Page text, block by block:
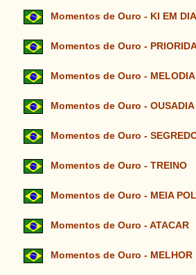
Momentos de Ouro - KI EM DIA
Momentos de Ouro -
Momentos de Ouro - MELODIA
Momentos de Ouro - OUSADIA
Momentos de Ouro -
Momentos de Ouro - TREINO
Momentos de Ouro - MEIA
Momentos de Ouro - ATACAR
Momentos de Ouro - MELHOR